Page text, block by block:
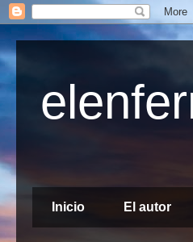
Inicio El autor